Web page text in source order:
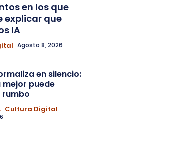
en los que
explicar que
IA
Agosto 8, 2026
en silencio:
puede
Cultura Digital